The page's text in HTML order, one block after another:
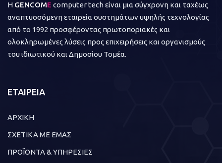
Η GENCOME computer tech είναι μια σύγχρονη και ταχέως
αναπτυσσόμενη εταιρεία συστημάτων υψηλής τεχνολογίας
από το 1992 προσφέροντας πρωτοποριακές και
ολοκληρωμένες λύσεις προς επιχειρήσεις και οργανισμούς
του ιδιωτικού και Δημοσίου Τομέα.
ΕΤΑΙΡΕΙΑ
ΑΡΧΙΚΗ
ΣΧΕΤΙΚΑ ΜΕ ΕΜΑΣ
ΠΡΟΪΟΝΤΑ & ΥΠΗΡΕΣΙΕΣ